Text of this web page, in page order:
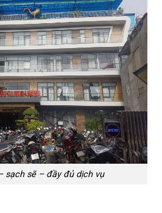
sạch sẽ – đầy đủ dịch vụ